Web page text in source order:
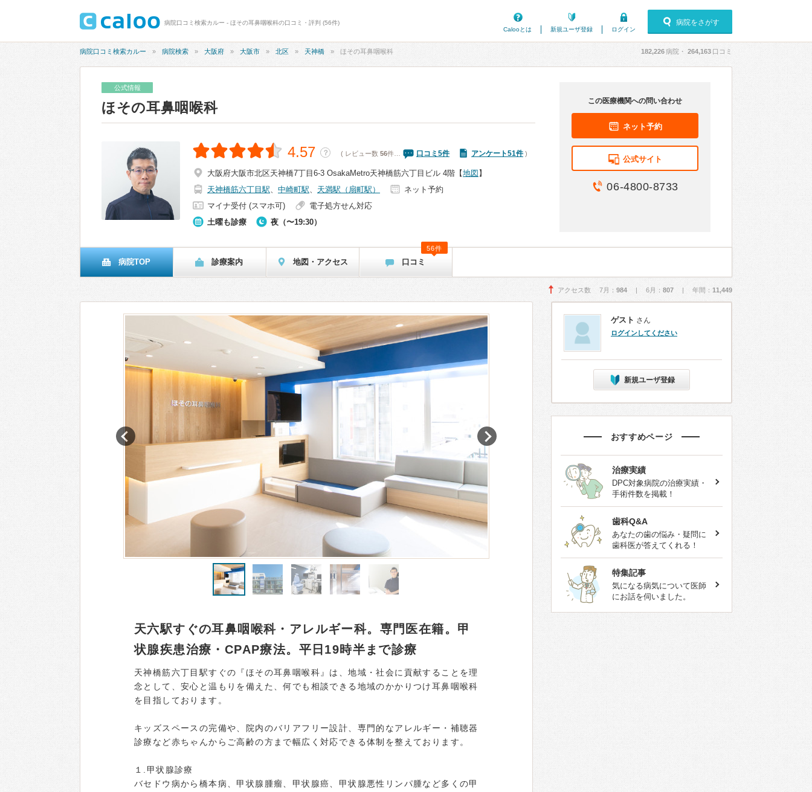
病院口コミ検索カルー - ほその耳鼻咽喉科の口コミ・評判 (56件)
Calooとは
新規ユーザ登録 ログイン
病院をさがす
病院口コミ検索カルー 病院検索 大阪府 大阪市 北区 天神橋 ほその耳鼻咽喉科 182,226病院・ 264,163 口コミ
公式情報
ほその耳鼻咽喉科
4.57 ？ ( レビュー数 56件… 口コミ 5件 アンケート51件)
大阪府大阪市北区天神橋7丁目6-3 OsakaMetro天神橋筋六丁目ビル 4階 【地図 】
天神橋筋六丁目駅、 中崎町駅、 天満駅（扇町駅）
ネット予約
マイナ受付 (スマホ可)
電子処方せん対応
土曜も診療
夜（〜19:30）
この医療機関への問い合わせ
ネット予約
公式サイト
06-4800-8733
病院TOP 診療案内 地図・アクセス 口コミ
56件
アクセス数 7月： 984 | 6月： 807 | 年間： 11,449
天六駅すぐの耳鼻咽喉科・アレルギー科。専門医在籍。甲
状腺疾患治療・CPAP療法。平日19時半まで診療
天神橋筋六丁目駅すぐの『ほその耳鼻咽喉科』は、地域・社会に貢献することを理
念として、安心と温もりを備えた、何でも相談できる地域のかかりつけ耳鼻咽喉科
を目指しております。
キッズスペースの完備や、院内のバリアフリー設計、専門的なアレルギー・補聴器
診療など赤ちゃんからご高齢の方まで幅広く対応できる体制を整えております。
１.甲状腺診療
バセドウ病から橋本病、甲状腺腫瘤、甲状腺癌、甲状腺悪性リンパ腫など多くの甲
ゲスト さん
ログインしてください
新規ユーザ登録
おすすめページ
治療実績
DPC対象病院の治療実績・
手術件数を掲載！
歯科Q&A
あなたの歯の悩み・疑問に
歯科医が答えてくれる！
特集記事
気になる病気について医師
にお話を伺いました。